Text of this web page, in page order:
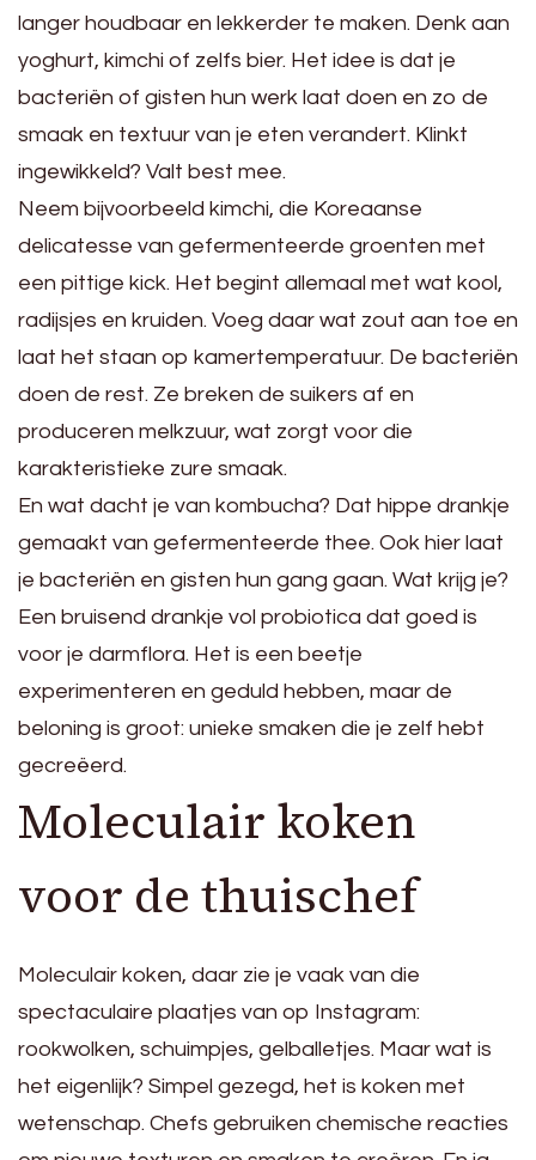
langer houdbaar en lekkerder te maken. Denk aan
yoghurt, kimchi of zelfs bier. Het idee is dat je
bacteriën of gisten hun werk laat doen en zo de
smaak en textuur van je eten verandert. Klinkt
ingewikkeld? Valt best mee.
Neem bijvoorbeeld kimchi, die Koreaanse
delicatesse van gefermenteerde groenten met
een pittige kick. Het begint allemaal met wat kool,
radijsjes en kruiden. Voeg daar wat zout aan toe en
laat het staan op kamertemperatuur. De bacteriën
doen de rest. Ze breken de suikers af en
produceren melkzuur, wat zorgt voor die
karakteristieke zure smaak.
En wat dacht je van kombucha? Dat hippe drankje
gemaakt van gefermenteerde thee. Ook hier laat
je bacteriën en gisten hun gang gaan. Wat krijg je?
Een bruisend drankje vol probiotica dat goed is
voor je darmflora. Het is een beetje
experimenteren en geduld hebben, maar de
beloning is groot: unieke smaken die je zelf hebt
gecreëerd.
Moleculair koken
voor de thuischef
Moleculair koken, daar zie je vaak van die
spectaculaire plaatjes van op Instagram:
rookwolken, schuimpjes, gelballetjes. Maar wat is
het eigenlijk? Simpel gezegd, het is koken met
wetenschap. Chefs gebruiken chemische reacties